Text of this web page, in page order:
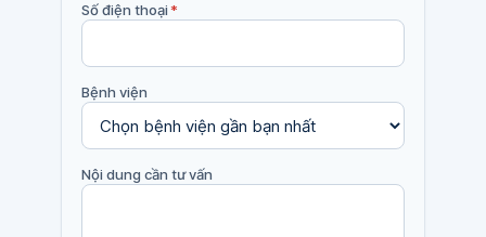
Số điện thoại*
Bệnh viện
Nội dung cần tư vấn